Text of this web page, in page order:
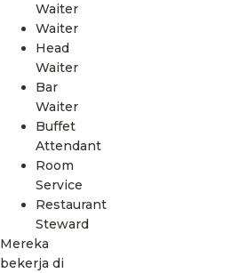
Waiter
Waiter
Head
Waiter
Bar
Waiter
Buffet
Attendant
Room
Service
Restaurant
Steward
Mereka
bekerja di